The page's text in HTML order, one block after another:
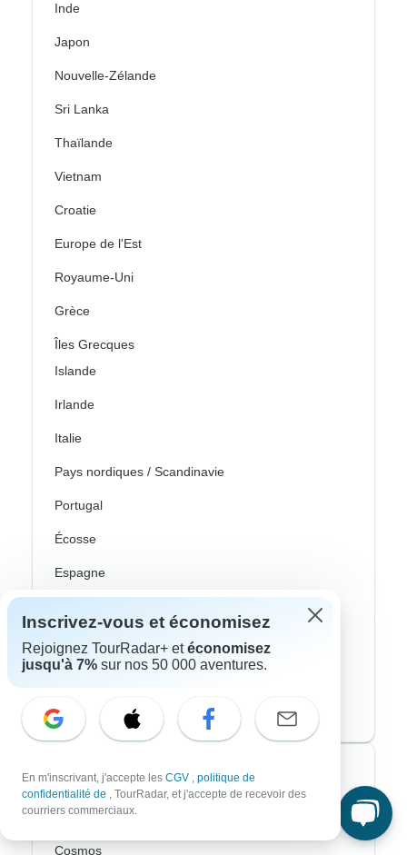
Inde
Japon
Nouvelle-Zélande
Sri Lanka
Thaïlande
Vietnam
Croatie
Europe de l'Est
Royaume-Uni
Grèce
Îles Grecques
Islande
Irlande
Italie
Pays nordiques / Scandinavie
Portugal
Écosse
Espagne
Canada
Costa Rica
États-Unis
Voyagistes les plus populaires
Contiki
Cosmos
Inscrivez-vous et économisez
Rejoignez TourRadar+ etéconomisez
jusqu'à 7% sur nos 50 000 aventures.
En m'inscrivant, j'accepte les CGV , politique de
confidentialité de , TourRadar, et j'accepte de recevoir des
courriers commerciaux.